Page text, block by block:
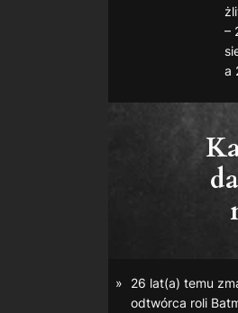
–
a
26 lat(a) temu
odtwórca roli